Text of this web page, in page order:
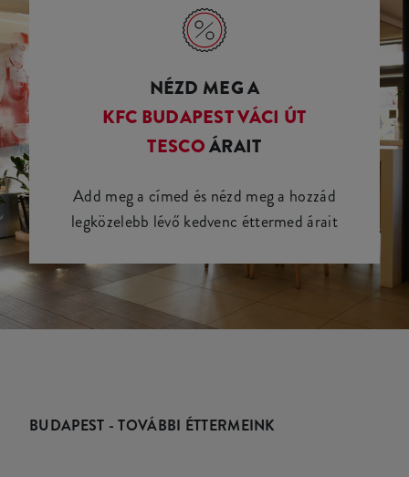
NÉZD MEG A
KFC BUDAPEST VÁCI ÚT
TESCOÁRAIT
Add meg a címed és nézd meg a hozzád
legközelebb lévő kedvenc éttermed árait
BUDAPEST - TOVÁBBI ÉTTERMEINK